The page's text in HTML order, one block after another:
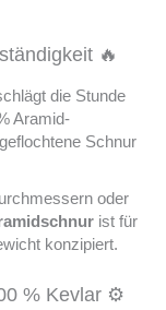
🔥
die Stunde
Aramid-
Schnur
oder
ist für
konzipiert.
% Kevlar ⚙️